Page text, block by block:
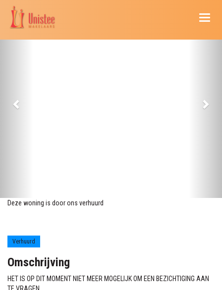
Deze woning is door ons verhuurd
Verhuurd
Omschrijving
HET IS OP DIT MOMENT NIET MEER MOGELIJK OM EEN BEZICHTIGING AAN